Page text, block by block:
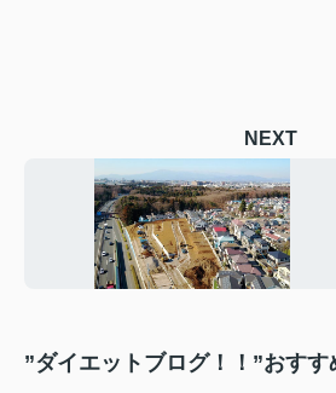
NEXT
”ダイエットブログ！！”おすす